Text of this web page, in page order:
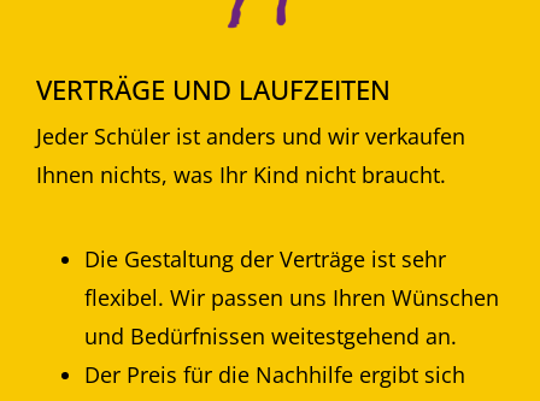
VERTRÄGE UND LAUFZEITEN
Jeder Schüler ist anders und wir verkaufen
Ihnen nichts, was Ihr Kind nicht braucht.
Die Gestaltung der Verträge ist sehr
flexibel. Wir passen uns Ihren Wünschen
und Bedürfnissen weitestgehend an.
Der Preis für die Nachhilfe ergibt sich